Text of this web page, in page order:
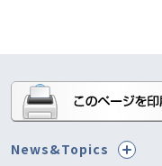
News&Topics